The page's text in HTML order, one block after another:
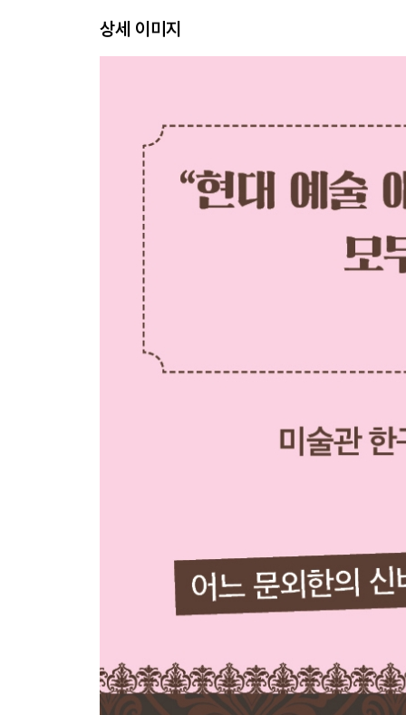
7장. 3만 9천 달러를 걸고 뛰어든 그림 시장
10장. 예술과 작품에 ‘최선’ 따위는 없다
3부. 브루클린 작업실의 예술가
11장. “작가님의 어시스턴트가 되고 싶어요”
12장. 배고픈 예술가와 굶주린 붓끝
13장. 페인트 통을 들다 채색용 붓을 들기까지
14장. 단 한 가지 색을 찾느라 미쳐버린 사람들
15장. 전업 예술가로 살아남기 위한 기도
16장. 왜 이것은 추하고 저것은 아름다운가
17장. 현실이라는 환시를 예술의 눈으로 바라보기
18장. 예술의 성지에 등장한 신입 경비원
상세 이미지